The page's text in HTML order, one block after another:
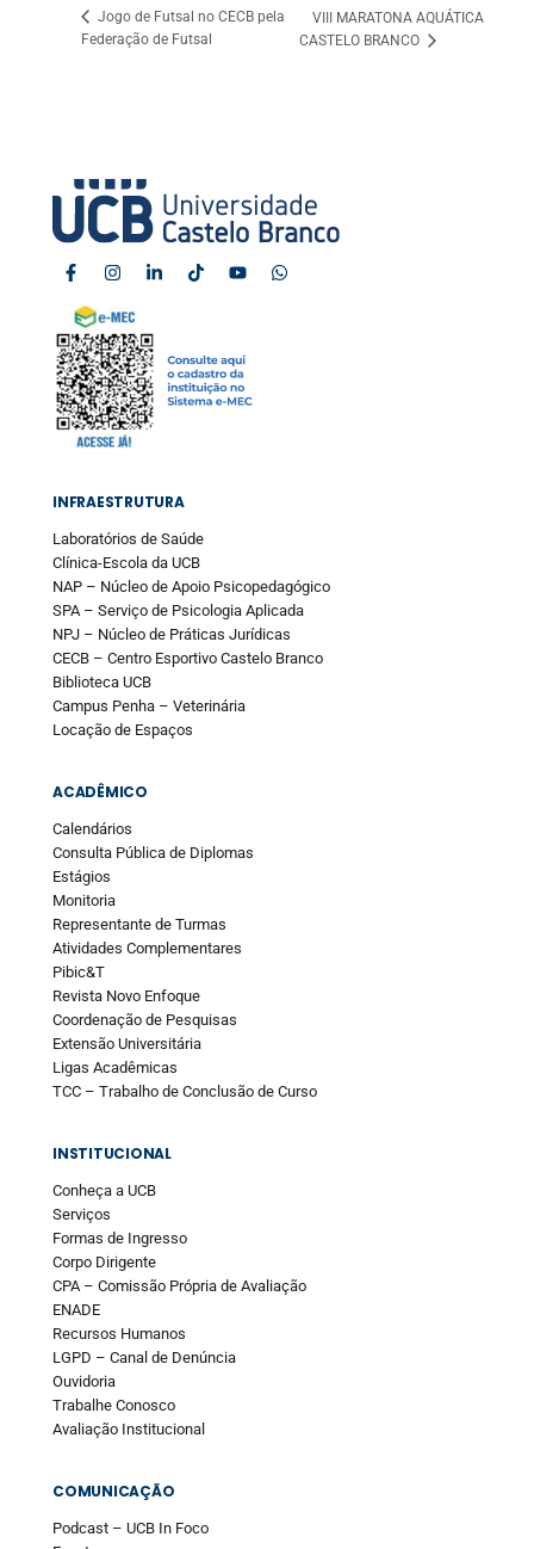
Jogo de Futsal no CECB pela
Federação de Futsal
VIII MARATONA AQUÁTICA
CASTELO BRANCO
INFRAESTRUTURA
Laboratórios de Saúde
Clínica-Escola da UCB
NAP – Núcleo de Apoio Psicopedagógico
SPA – Serviço de Psicologia Aplicada
NPJ – Núcleo de Práticas Jurídicas
CECB – Centro Esportivo Castelo Branco
Biblioteca UCB
Campus Penha – Veterinária
Locação de Espaços
ACADÊMICO
Calendários
Consulta Pública de Diplomas
Estágios
Monitoria
Representante de Turmas
Atividades Complementares
Pibic&T
Revista Novo Enfoque
Coordenação de Pesquisas
Extensão Universitária
Ligas Acadêmicas
TCC – Trabalho de Conclusão de Curso
INSTITUCIONAL
Conheça a UCB
Serviços
Formas de Ingresso
Corpo Dirigente
CPA – Comissão Própria de Avaliação
ENADE
Recursos Humanos
LGPD – Canal de Denúncia
Ouvidoria
Trabalhe Conosco
Avaliação Institucional
COMUNICAÇÃO
Podcast – UCB In Foco